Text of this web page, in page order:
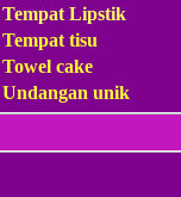
Tempat Lipstik
Tempat tisu
Towel cake
Undangan unik